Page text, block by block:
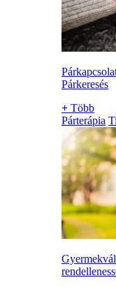
Párkeresés
+ Több
Párterápia